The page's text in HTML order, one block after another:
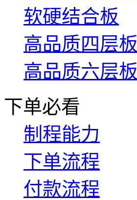
软硬结合板
高品质四层板
高品质六层板
下单必看
制程能力
下单流程
付款流程